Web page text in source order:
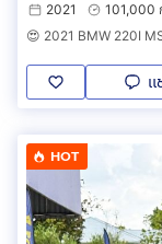
2021
101,000
แ
HOT